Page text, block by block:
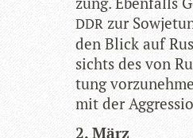
DDR zur
den Blick auf
sichts des von
tung
mit der
2. März